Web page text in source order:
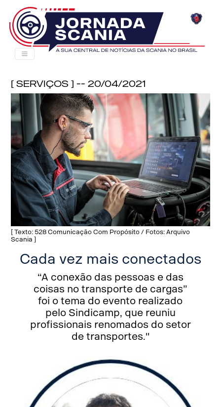
[ Serviços ] -- 20/04/2021
[ Texto: 528 Comunicação Com Propósito / Fotos: Arquivo
Scania ]
Cada vez mais conectados
“A conexão das pessoas e das
coisas no transporte de cargas”
foi o tema do evento realizado
pelo Sindicamp, que reuniu
profissionais renomados do setor
de transportes."